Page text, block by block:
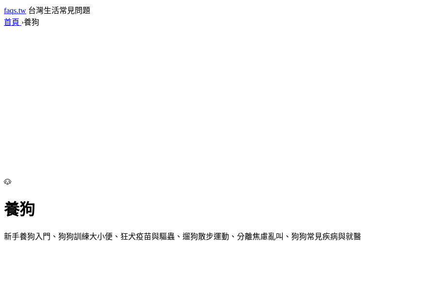
faqs.tw 台灣生活常見問題
首頁 ›養狗
🐶
養狗
新手養狗入門、狗狗訓練大小便、狂犬疫苗與驅蟲、遛狗散步運動、分離焦慮亂叫、狗狗常見疾病與就醫